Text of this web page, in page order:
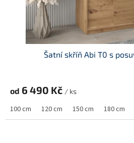
Šatní skříň Abi T0 s
od 6 490 Kč / ks
100 cm 120 cm 150 cm 180 cm